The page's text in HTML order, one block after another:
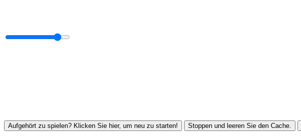
Aufgehört zu spielen? Klicken Sie hier, um neu zu starten! Stoppen und leeren Sie den Cache.